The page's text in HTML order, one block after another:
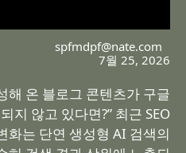
spfmdpf@nate.com
7월 25, 2026
해 온 블로그 콘텐츠가 구글
지 않고 있다면?” 최근 SEO
화는 단연 생성형 AI 검색의